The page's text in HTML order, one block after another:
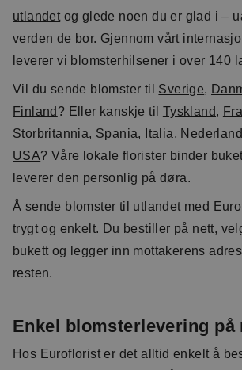
utlandet og glede noen du er glad i –
verden de bor. Gjennom vårt
leverer vi blomsterhilsener i over 140
Vil du sende blomster til Sverige,
Finland ? Eller kanskje til Tyskland,
Storbritannia, Spania, Italia, Nederland
USA? Våre lokale florister binder
leverer den personlig på døra.
Å sende blomster til utlandet med
trygt og enkelt. Du bestiller på nett,
bukett og legger inn mottakerens
resten.
Enkel blomsterlevering på
Hos Euroflorist er det alltid enkelt å